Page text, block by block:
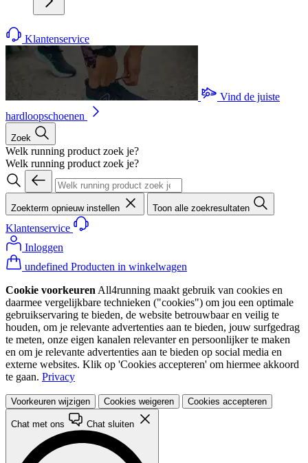
Klantenservice
Vind de juiste
hardloopschoenen
Zoek
Welk running product zoek je?
Welk running product zoek je?
Zoekterm opnieuw instellen Toon alle zoekresultaten
Klantenservice
Inloggen
undefined Producten in winkelwagen
Cookie voorkeuren All4running maakt gebruik van cookies en
daarmee vergelijkbare technieken ("cookies") om jou een optimale
gebruikservaring te bieden, de website betrouwbaar en veilig te
houden, om je relevante advertenties aan te bieden, jouw surfgedrag
te meten, onze eigen kanalen relevanter en persoonlijker te maken
en om je relevante advertenties aan te bieden op social media en
externe websites. Klik op 'Cookies accepteren' om hiermee akkoord
te gaan. Privacy
Voorkeuren wijzigen Cookies weigeren Cookies accepteren
Chat met ons Chat sluiten